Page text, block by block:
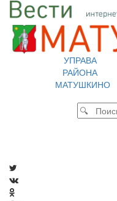
УПРАВА
РАЙОНА
МАТУШКИНО